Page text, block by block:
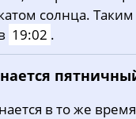
03:45
солнца.
19:02 .
в то же